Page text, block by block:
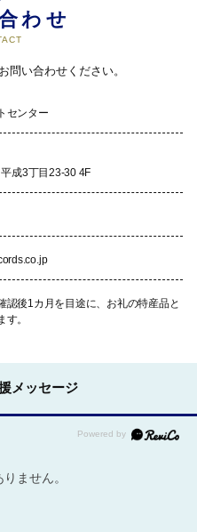
わせ
問い合わせください。
センター
成3丁目23-30 4F
認後1カ月を目途に、お礼の特産品と
。
メッセージ
ません。